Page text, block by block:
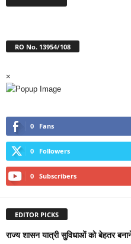
RO No. 13954/108
×
0 Fans
0 Followers
0 Subscribers
EDITOR PICKS
राज्य शासन यात्री सुविधाओं को बेहतर